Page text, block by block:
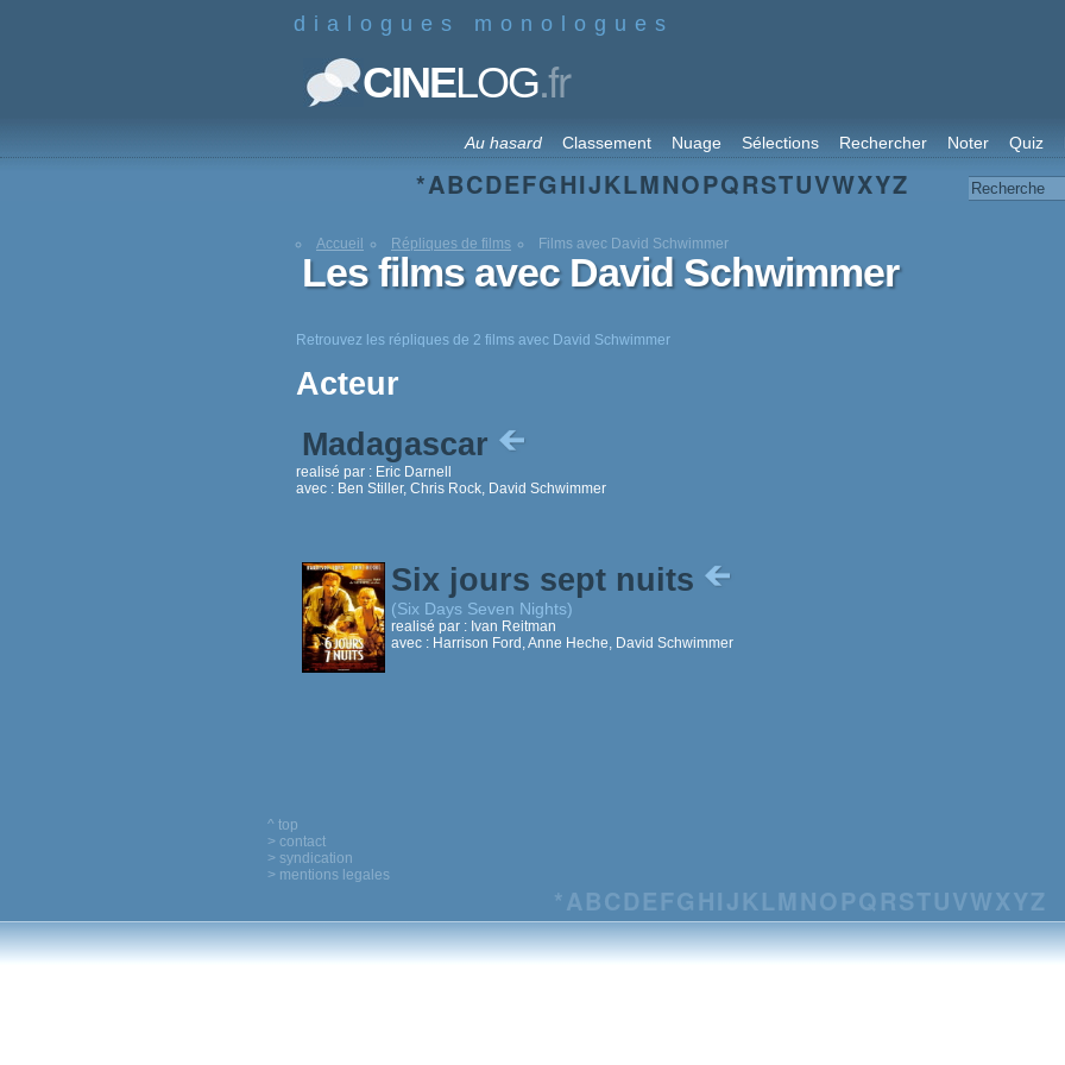
dialogues monologues
CINELOG.fr
Au hasard Classement Nuage Sélections Rechercher Noter Quiz
*ABCDEFGHIJKLMNOPQRSTUVWXYZ
Accueil Répliques de films Films avec David Schwimmer
Les films avec David Schwimmer
Retrouvez les répliques de 2 films avec David Schwimmer
Acteur
Madagascar
realisé par : Eric Darnell
avec : Ben Stiller, Chris Rock, David Schwimmer
Six jours sept nuits
(Six Days Seven Nights)
realisé par : Ivan Reitman
avec : Harrison Ford, Anne Heche, David Schwimmer
^ top
> contact
> syndication
> mentions legales
*ABCDEFG HIJ KLM NO PQRSTUVWXYZ